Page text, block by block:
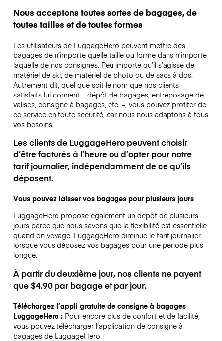
Nous acceptons toutes sortes de bagages, de
toutes tailles et de toutes formes
Les utilisateurs de LuggageHero peuvent mettre des
bagages de n’importe quelle taille ou forme dans n’importe
laquelle de nos consignes. Peu importe qu’il s’agisse de
matériel de ski, de matériel de photo ou de sacs à dos.
Autrement dit, quel que soit le nom que nos clients
satisfaits lui donnent – dépôt de bagages, entreposage de
valises, consigne à bagages, etc. –, vous pouvez profiter de
ce service en toute sécurité, car nous nous adaptons à tous
vos besoins.
Les clients de LuggageHero peuvent choisir
d’être facturés à l’heure ou d’opter pour notre
tarif journalier, indépendamment de ce qu’ils
déposent.
Vous pouvez laisser vos bagages pour plusieurs jours
LuggageHero propose également un dépôt de plusieurs
jours parce que nous savons que la flexibilité est essentielle
quand on voyage. LuggageHero diminue le tarif journalier
lorsque vous déposez vos bagages pour une période plus
longue.
À partir du deuxième jour, nos clients ne payent
que $4.90 par bagage et par jour.
Téléchargez l’appli gratuite de consigne à bagages
LuggageHero :Pour encore plus de confort et de facilité,
vous pouvez télécharger l’application de consigne à
bagages de LuggageHero.